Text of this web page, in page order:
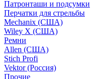
Патронташи и подсумки
Перчатки для стрельбы
Mechanix (США)
Wiley X (США)
Ремни
Allen (США)
Stich Profi
Vektor (Россия)
Прочие